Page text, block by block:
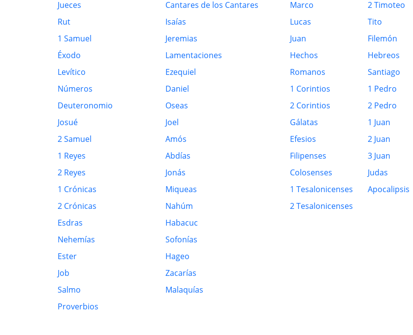
Jueces
Rut
1 Samuel
Éxodo
Levítico
Números
Deuteronomio
Josué
2 Samuel
1 Reyes
2 Reyes
1 Crónicas
2 Crónicas
Esdras
Nehemías
Ester
Job
Salmo
Proverbios
Cantares de los Cantares
Isaías
Jeremias
Lamentaciones
Ezequiel
Daniel
Oseas
Joel
Amós
Abdías
Jonás
Miqueas
Nahúm
Habacuc
Sofonías
Hageo
Zacarías
Malaquías
Marco
Lucas
Juan
Hechos
Romanos
1 Corintios
2 Corintios
Gálatas
Efesios
Filipenses
Colosenses
1 Tesalonicenses
2 Tesalonicenses
2 Timoteo
Tito
Filemón
Hebreos
Santiago
1 Pedro
2 Pedro
1 Juan
2 Juan
3 Juan
Judas
Apocalipsis